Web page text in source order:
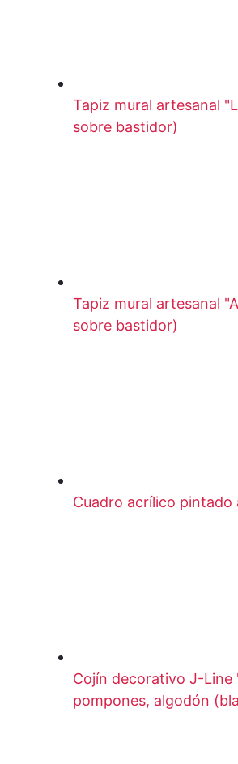
Tapiz mural artesanal
sobre bastidor)
Tapiz mural artesanal
sobre bastidor)
Cuadro acrílico pintado
Cojín decorativo J-
pompones, algodón